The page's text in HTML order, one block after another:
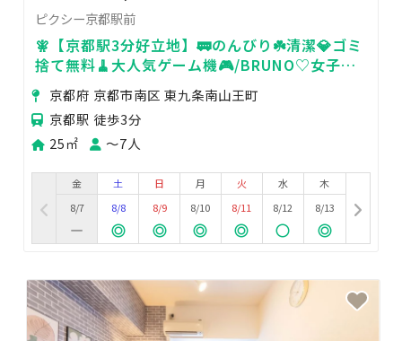
ピクシー京都駅前
🧚【京都駅3分好立地】🚃のんびり☘️清潔💎ゴミ
捨て無料🧹大人気ゲーム機🎮/BRUNO♡女子会/
ママ会/推し活✊撮影📸
京都府 京都市南区 東九条南山王町
京都駅 徒歩3分
25㎡
〜7人
金
8/7
土
8/8
日
8/9
月
8/10
火
8/11
水
8/12
木
8/13